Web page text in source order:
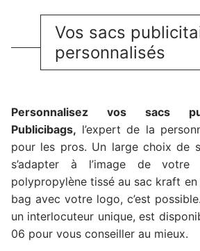
Vos sacs
personnalisés
Personnalisez vos sacs
Publicibags, l’expert de la
pour les pros. Un large choix de
s’adapter à l’image de
polypropylène tissé au sac kraft
bag avec votre logo, c’est
un interlocuteur unique, est
06 pour vous conseiller au mieux.